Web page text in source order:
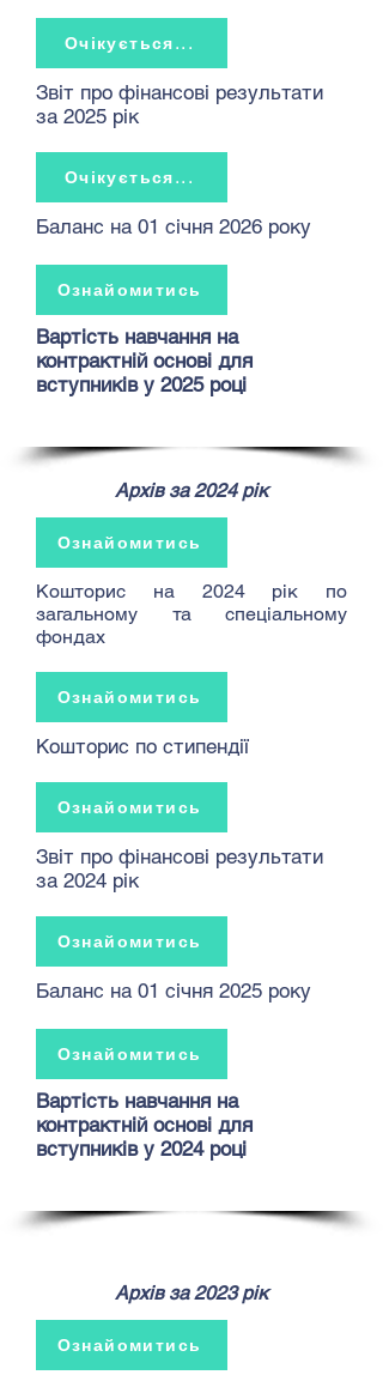
Очікується...
Звіт про фінансові результати
за 2025 рік
Очікується...
Баланс на 01 січня 2026 року
Ознайомитись
Вартість навчання на
контрактній основі для
вступників у 2025 році
Архів за 2024 рік
Ознайомитись
Кошторис на 2024 рік по
загальному та спеціальному
фондах
Ознайомитись
Кошторис по стипендії
Ознайомитись
Звіт про фінансові результати
за 2024 рік
Ознайомитись
Баланс на 01 січня 2025 року
Ознайомитись
Вартість навчання на
контрактній основі для
вступників у 2024 році
Архів за 2023 рік
Ознайомитись